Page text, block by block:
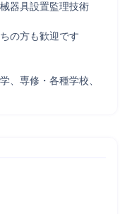
器具設置監理技術
の方も歓迎です
、専修・各種学校、